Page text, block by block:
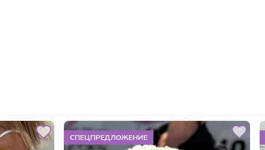
СПЕЦПРЕДЛОЖЕНИЕ